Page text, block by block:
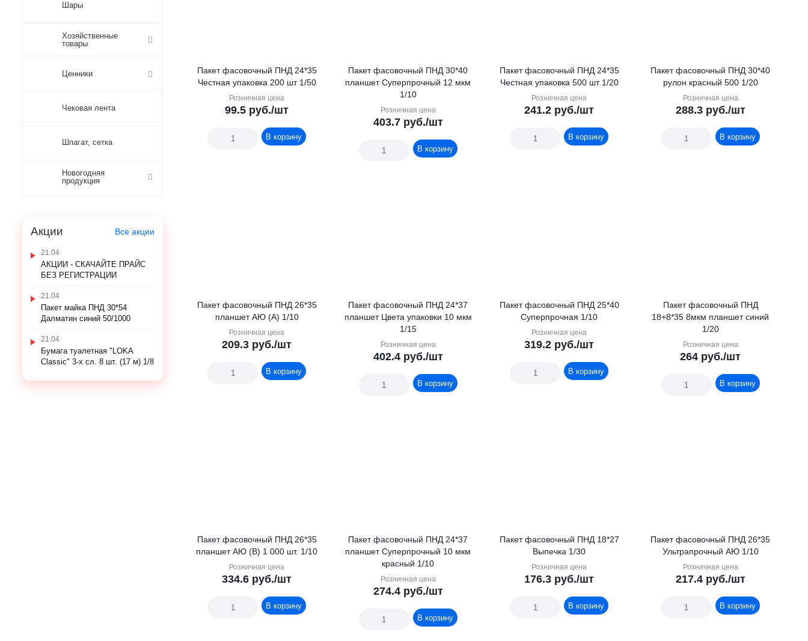
Пакет фасовочный ПНД 24*35
Честная упаковка 200 шт 1/50
Розничная цена
99.5 руб./шт
В корзину
Пакет фасовочный ПНД 30*40
планшет Суперпрочный 12 мкм
1/10
Розничная цена
403.7руб./шт
В корзину
Пакет фасовочный ПНД 24*35
Честная упаковка 500 шт 1/20
Розничная цена
241.2 руб./шт
В корзину
Пакет фасовочный ПНД 30*40
рулон красный 500 1/20
Розничная цена
288.3руб./шт
В корзину
Пакет фасовочный ПНД 26*35
планшет АЮ (А) 1/10
Розничная цена
209.3 руб./шт
В корзину
Пакет фасовочный ПНД 24*37
планшет Цвета упаковки 10 мкм
1/15
Розничная цена
402.4руб./шт
В корзину
Пакет фасовочный ПНД 25*40
Суперпрочная 1/10
Розничная цена
319.2 руб./шт
В корзину
Пакет фасовочный ПНД
18+8*35 8мкм планшет синий
1/20
Розничная цена
264 руб./шт
В корзину
Пакет фасовочный ПНД 26*35
планшет АЮ (В) 1 000 шт. 1/10
Розничная цена
334.6 руб./шт
В корзину
Пакет фасовочный ПНД 24*37
планшет Суперпрочный 10 мкм
красный 1/10
Розничная цена
274.4руб./шт
В корзину
Пакет фасовочный ПНД 18*27
Выпечка 1/30
Розничная цена
176.3 руб./шт
В корзину
Пакет фасовочный ПНД 26*35
Ультрапрочный АЮ 1/10
Розничная цена
217.4руб./шт
В корзину
Шары
Хозяйственные
товары
Ценники
Чековая лента
Шпагат, сетка
Новогодняя
продукция
Акции Все акции
21.04
АКЦИИ - СКАЧАЙТЕ ПРАЙС
БЕЗ РЕГИСТРАЦИИ
21.04
Пакет майка ПНД 30*54
Далматин синий 50/1000
21.04
Бумага туалетная "LOKA
Classic" 3-х сл. 8 шт. (17 м) 1/8